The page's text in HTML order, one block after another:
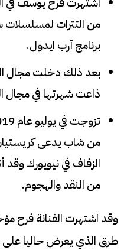
من التترات لمسلسلات
برنامج آرب ايدول.
بعد ذلك دخلت مجال
ذاعت شهرتها في مجال
من شاب يدعى
الزفاف في نيويورك وقد
من النقد والهجوم.
وقد اشتهرت الفنانة فرح
طرق الذي يعرض حاليا